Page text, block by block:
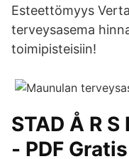
Esteettömyys
terveysasema
toimipisteisiin!
STAD Å R S
- PDF Gratis